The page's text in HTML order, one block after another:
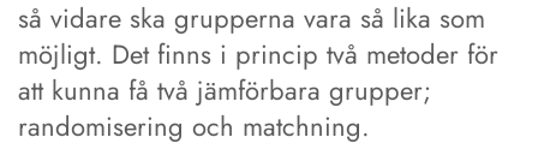
så vidare ska grupperna vara så lika som
möjligt. Det finns i princip två metoder för
att kunna få två jämförbara grupper;
randomisering och matchning.